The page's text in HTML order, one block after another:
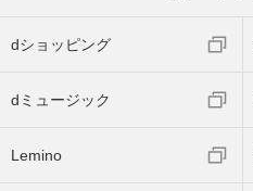
dショッピング
dミュージック
Lemino